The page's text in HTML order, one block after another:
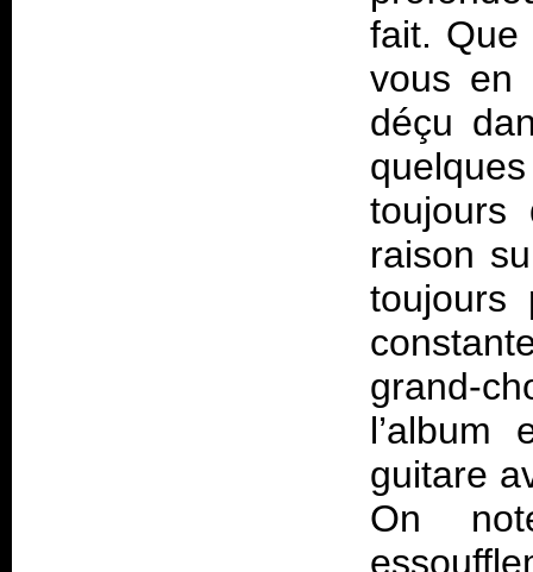
fait. Que
vous en
déçu
raison
toujours
grand-
l’album
guitare
On